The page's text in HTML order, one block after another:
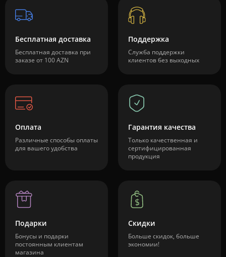
Бесплатная доставка
Бесплатная доставка при
заказе от 100 AZN
Поддержка
Служба поддержки
клиентов без выходных
Оплата
Различные способы оплаты
для вашего удобства
Гарантия качества
Только качественная и
сертифицированная
продукция
Подарки
Бонусы и подарки
постоянным клиентам
магазина
Скидки
Больше скидок, больше
экономии!